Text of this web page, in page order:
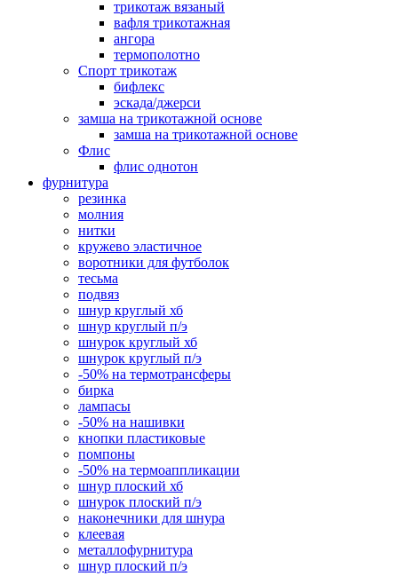
трикотаж вязаный
вафля трикотажная
ангора
термополотно
Спорт трикотаж
бифлекс
эскада/джерси
замша на трикотажной основе
замша на трикотажной основе
Флис
флис однотон
фурнитура
резинка
молния
нитки
кружево эластичное
воротники для футболок
тесьма
подвяз
шнур круглый хб
шнур круглый п/э
шнурок круглый хб
шнурок круглый п/э
-50% на термотрансферы
бирка
лампасы
-50% на нашивки
кнопки пластиковые
помпоны
-50% на термоаппликации
шнур плоский хб
шнурок плоский п/э
наконечники для шнура
клеевая
металлофурнитура
шнур плоский п/э